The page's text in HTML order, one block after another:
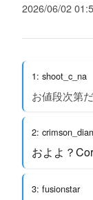
2026/06/02
1: shoot_c_na
お値段次第
2:
およよ？
3: fusionstar